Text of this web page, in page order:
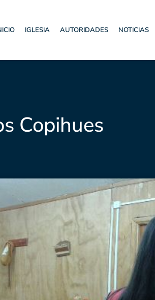
IGLESIA AUTORIDADES NOTICIAS
Copihues